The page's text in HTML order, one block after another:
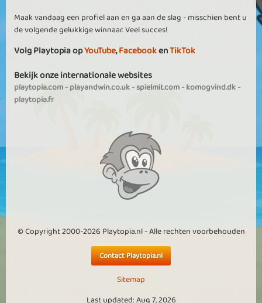
Maak vandaag een profiel aan en ga aan de slag - misschien bent u
de volgende gelukkige winnaar. Veel succes!
Volg Playtopia opYouTube,FacebookenTikTok
Bekijk onze internationale websites
playtopia.com-playandwin.co.uk-spielmit.com-komogvind.dk-
playtopia.fr
© Copyright 2000-2026 Playtopia.nl - Alle rechten voorbehouden
Contact Playtopia.nl
Sitemap
Last updated: Aug 7, 2026